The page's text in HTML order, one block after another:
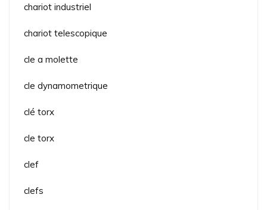
chariot industriel
chariot telescopique
cle a molette
cle dynamometrique
clé torx
cle torx
clef
clefs